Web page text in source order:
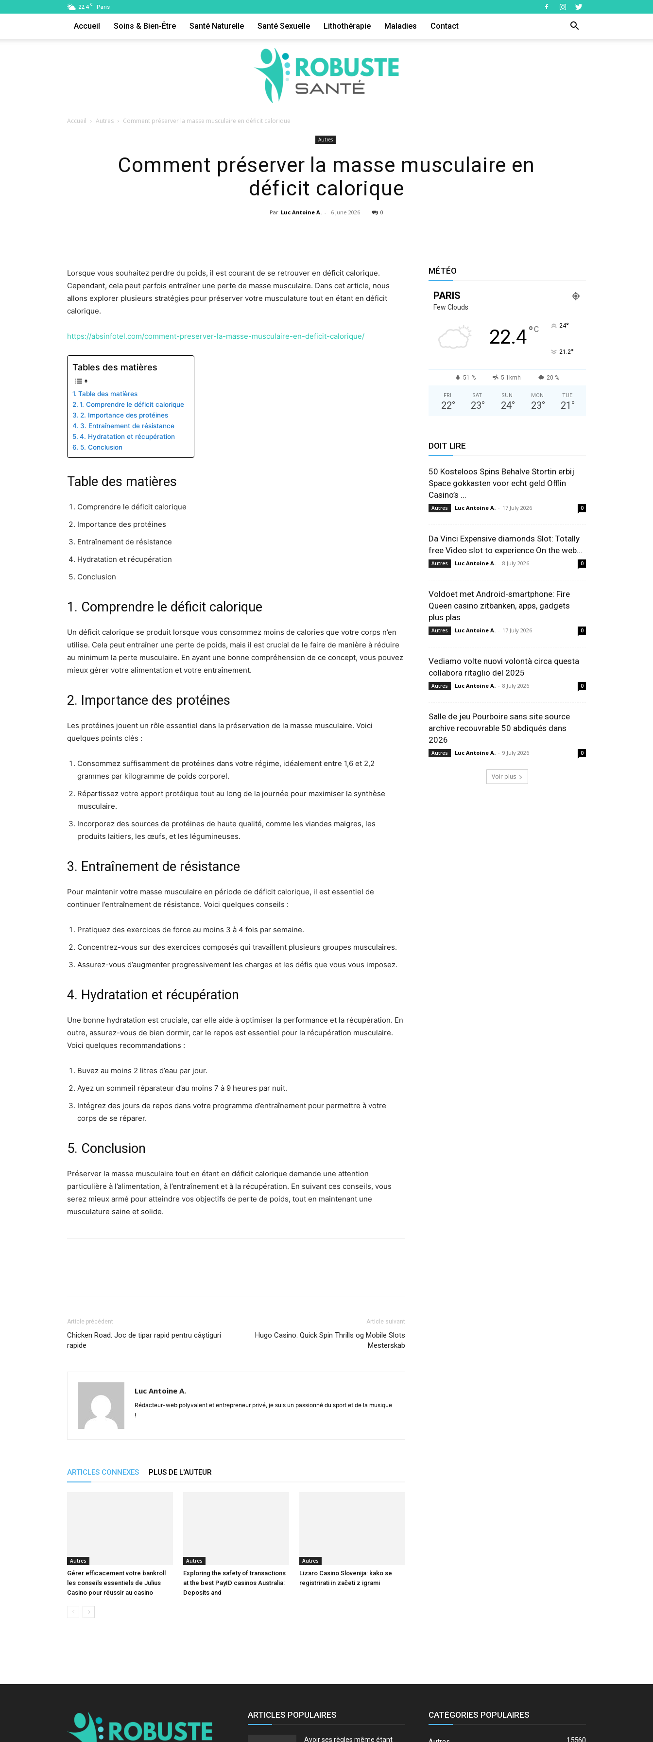
22.4 C Paris
Accueil Soins & Bien-Être Santé Naturelle Santé Sexuelle Lithothérapie Maladies Contact
Robuste
–
votre
Accueil Autres Comment préserver la masse musculaire en déficit calorique
Autres
Comment préserver la masse musculaire en
déficit calorique
Par Luc Antoine A. - 6 June 2026 0
Lorsque vous souhaitez perdre du poids, il est courant de se retrouver en déficit calorique.
Cependant, cela peut parfois entraîner une perte de masse musculaire. Dans cet article, nous
allons explorer plusieurs stratégies pour préserver votre musculature tout en étant en déficit
calorique.
https://absinfotel.com/comment-preserver-la-masse-musculaire-en-deficit-calorique/
Tables des matières
Table des matières
1. Comprendre le déficit calorique
2. Importance des protéines
3. Entraînement de résistance
4. Hydratation et récupération
5. Conclusion
Table des matières
Comprendre le déficit calorique
Importance des protéines
Entraînement de résistance
Hydratation et récupération
Conclusion
1. Comprendre le déficit calorique
Un déficit calorique se produit lorsque vous consommez moins de calories que votre corps n’en
utilise. Cela peut entraîner une perte de poids, mais il est crucial de le faire de manière à réduire
au minimum la perte musculaire. En ayant une bonne compréhension de ce concept, vous pouvez
mieux gérer votre alimentation et votre entraînement.
2. Importance des protéines
Les protéines jouent un rôle essentiel dans la préservation de la masse musculaire. Voici
quelques points clés :
Consommez suffisamment de protéines dans votre régime, idéalement entre 1,6 et 2,2
grammes par kilogramme de poids corporel.
Répartissez votre apport protéique tout au long de la journée pour maximiser la synthèse
musculaire.
Incorporez des sources de protéines de haute qualité, comme les viandes maigres, les
produits laitiers, les œufs, et les légumineuses.
3. Entraînement de résistance
Pour maintenir votre masse musculaire en période de déficit calorique, il est essentiel de
continuer l’entraînement de résistance. Voici quelques conseils :
Pratiquez des exercices de force au moins 3 à 4 fois par semaine.
Concentrez-vous sur des exercices composés qui travaillent plusieurs groupes musculaires.
Assurez-vous d’augmenter progressivement les charges et les défis que vous vous imposez.
4. Hydratation et récupération
Une bonne hydratation est cruciale, car elle aide à optimiser la performance et la récupération. En
outre, assurez-vous de bien dormir, car le repos est essentiel pour la récupération musculaire.
Voici quelques recommandations :
Buvez au moins 2 litres d’eau par jour.
Ayez un sommeil réparateur d’au moins 7 à 9 heures par nuit.
Intégrez des jours de repos dans votre programme d’entraînement pour permettre à votre
corps de se réparer.
5. Conclusion
Préserver la masse musculaire tout en étant en déficit calorique demande une attention
particulière à l’alimentation, à l’entraînement et à la récupération. En suivant ces conseils, vous
serez mieux armé pour atteindre vos objectifs de perte de poids, tout en maintenant une
musculature saine et solide.
Article précédent
Chicken Road: Joc de tipar rapid pentru câștiguri
rapide
Article suivant
Hugo Casino: Quick Spin Thrills og Mobile Slots
Mesterskab
Luc Antoine A.
Rédacteur-web polyvalent et entrepreneur privé, je suis un passionné du sport et de la musique
!
ARTICLES CONNEXES PLUS DE L'AUTEUR
Autres
Gérer efficacement votre bankroll
les conseils essentiels de Julius
Casino pour réussir au casino
Autres
Exploring the safety of transactions
at the best PayID casinos Australia:
Deposits and
Autres
Lizaro Casino Slovenija: kako se
registrirati in začeti z igrami
MÉTÉO
PARIS
Few Clouds
22.4°C 24°
21.2°
51 % 5.1kmh 20 %
FRI
22°
SAT
23°
SUN
24°
MON
23°
TUE
21 °
DOIT LIRE
50 Kosteloos Spins Behalve Stortin erbij
Space gokkasten voor echt geld Offlin
Casino’s ️...
Autres Luc Antoine A. - 17 July 2026 0
Da Vinci Expensive diamonds Slot: Totally
free Video slot to experience On the web...
Autres Luc Antoine A. - 8 July 2026 0
Voldoet met Android-smartphone: Fire
Queen casino zitbanken, apps, gadgets
plus plas
Autres Luc Antoine A. - 17 July 2026 0
Vediamo volte nuovi volontà circa questa
collabora ritaglio del 2025
Autres Luc Antoine A. - 8 July 2026 0
Salle de jeu Pourboire sans site source
archive recouvrable 50 abdiqués dans
2026
Autres Luc Antoine A. - 9 July 2026 0
Voir plus
ARTICLES POPULAIRES
Avoir ses règles même étant
CATÉGORIES POPULAIRES
15560